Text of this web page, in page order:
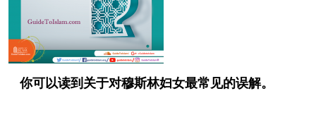
你可以读到关于对穆斯林妇女最常见的误解。